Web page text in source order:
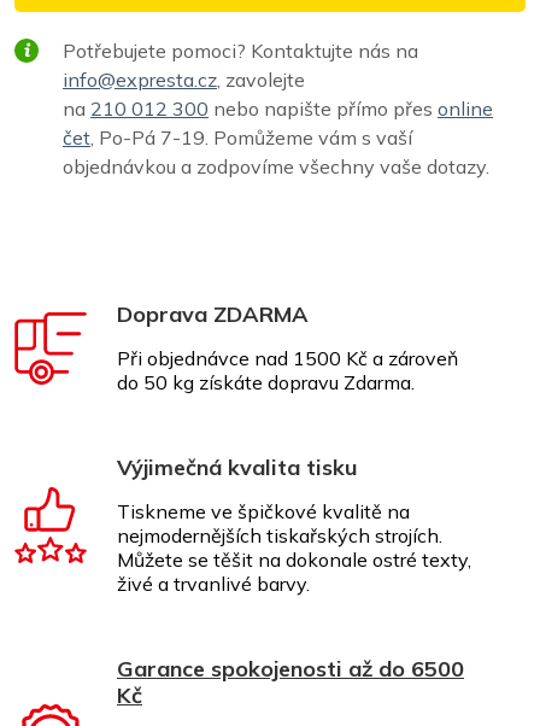
Potřebujete pomoci? Kontaktujte nás na
info@expresta.cz, zavolejte
na 210 012 300 nebo napište přímo přes online
čet, Po-Pá 7-19. Pomůžeme vám s vaší
objednávkou a zodpovíme všechny vaše dotazy.
Doprava ZDARMA
Při objednávce nad 1500 Kč a zároveň
do 50 kg získáte dopravu Zdarma.
Výjimečná kvalita tisku
Tiskneme ve špičkové kvalitě na
nejmodernějších tiskařských strojích.
Můžete se těšit na dokonale ostré texty,
živé a trvanlivé barvy.
Garance spokojenosti až do 6500
Kč